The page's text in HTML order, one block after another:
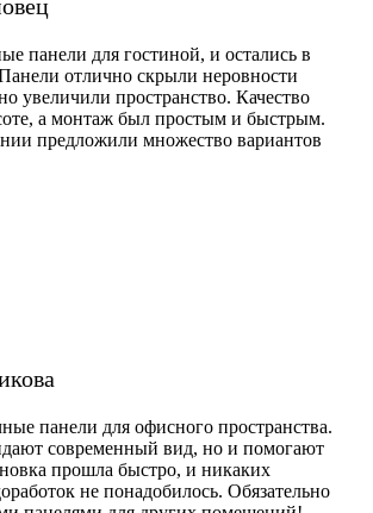
панели для гостиной, и остались в
отлично скрыли неровности
увеличили пространство. Качество
а монтаж был простым и быстрым.
предложили множество вариантов
панели для офисного пространства.
современный вид, но и помогают
прошла быстро, и никаких
не понадобилось. Обязательно